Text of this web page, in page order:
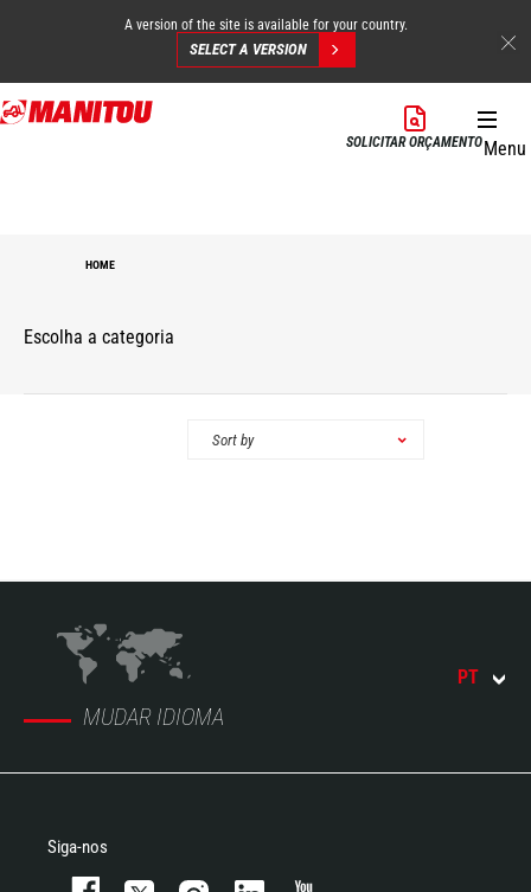
Skip
to
A version of the site is available for your country.
SELECT A VERSION
SOLICITAR ORÇAMENTOMenu
HOME
Escolha a categoria
Sort by
MUDAR IDIOMA
PT
Siga-nos